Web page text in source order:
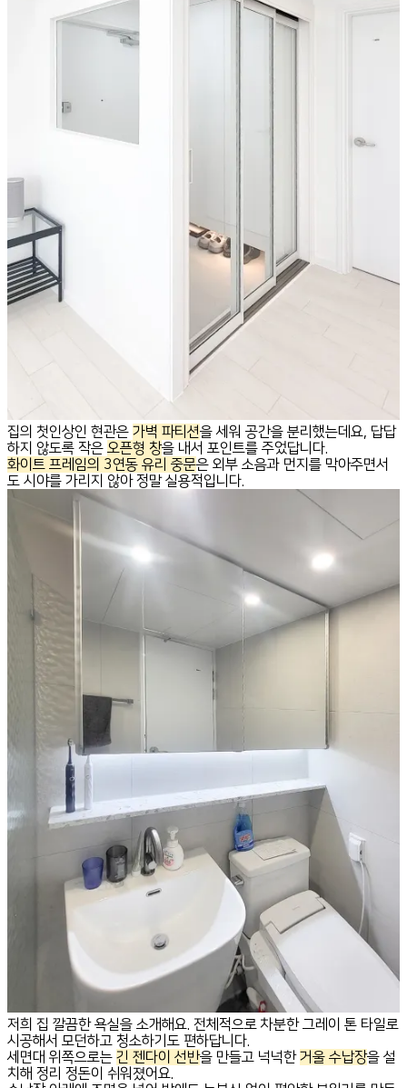
집의 첫인상인 현관은 가벽 파티션을 세워 공간을 분리했는데요, 답답
하지 않도록 작은 오픈형 창을 내서 포인트를 주었답니다.
화이트 프레임의 3연동 유리 중문은 외부 소음과 먼지를 막아주면서
도 시야를 가리지 않아 정말 실용적입니다.
저희 집 깔끔한 욕실을 소개해요. 전체적으로 차분한 그레이 톤 타일로
시공해서 모던하고 청소하기도 편하답니다.
세면대 위쪽으로는 긴 젠다이 선반을 만들고 넉넉한거울 수납장을 설
치해 정리 정돈이 쉬워졌어요.